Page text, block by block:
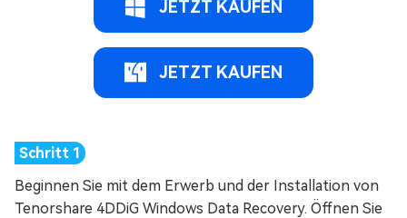
JETZT KAUFEN
JETZT KAUFEN
Beginnen Sie mit dem Erwerb und der Installation von
Tenorshare 4DDiG Windows Data Recovery. Öffnen Sie